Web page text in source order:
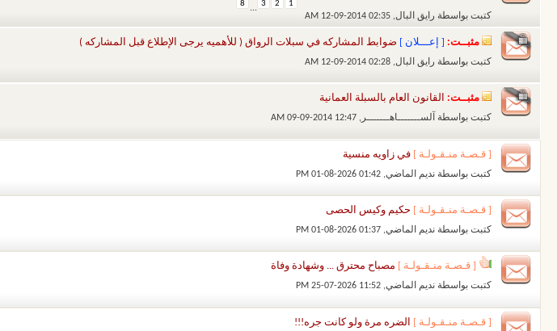
كتبت بواسطة رايق البال‏, 12-09-2014 02:35 AM
1
2
3
...
8
مثبــت: [ إعـــلان ] ضوابط المشاركه في سبلات الرواق ( للأهميه يرجى الإطلاع قبل المشاركه )
كتبت بواسطة رايق البال‏, 12-09-2014 02:28 AM
مثبــت: القانون العام بالسبلة العمانية
كتبت بواسطة آلســـــــاهـــــــر ‏, 09-09-2014 12:47 AM
[ قـصـة منـقـولـة ] في زاويه منسية
كتبت بواسطة نديم الماضي‏, 01-08-2026 01:42 PM
[ قـصـة منـقـولـة ] حكيم وكيس الحصى
كتبت بواسطة نديم الماضي‏, 01-08-2026 01:37 PM
[ قـصـة منـقـولـة ] مصباح محترق ... وشهادة وفاة
كتبت بواسطة نديم الماضي‏, 25-07-2026 11:52 PM
[ قـصـة منـقـولـة ] الضره مرة ولو كانت جره!!!